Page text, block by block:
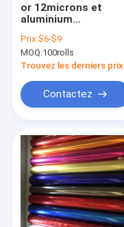
or 12microns et
aluminium
argenté pour la
diverse taille de
papier et de
Prix:$6-$9
MOQ:100rolls
Trouvez les derniers prix
Contactez